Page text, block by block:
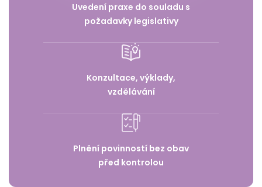
Uvedení praxe do souladu s
požadavky legislativy
Konzultace, výklady,
vzdělávání
Plnění povinností bez obav
před kontrolou